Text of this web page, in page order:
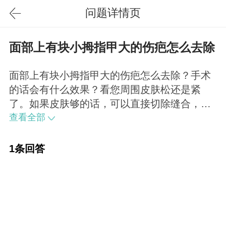
问题详情页
面部上有块小拇指甲大的伤疤怎么去除
面部上有块小拇指甲大的伤疤怎么去除？手术
的话会有什么效果？看您周围皮肤松还是紧
了。如果皮肤够的话，可以直接切除缝合，采
用微创手术，痕迹不仔细看也看不出来。
查看全部
1条回答